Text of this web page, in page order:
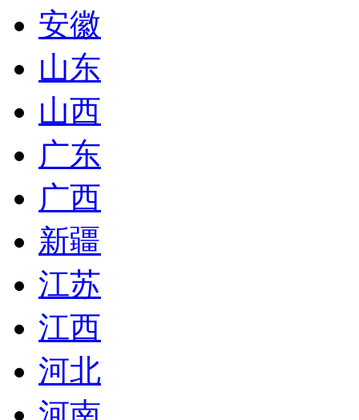
安徽
山东
山西
广东
广西
新疆
江苏
江西
河北